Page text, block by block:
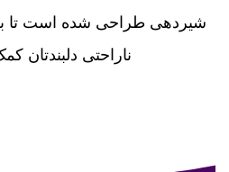
شیردهی طراحی شده است تا
ناراحتی دلبندتان